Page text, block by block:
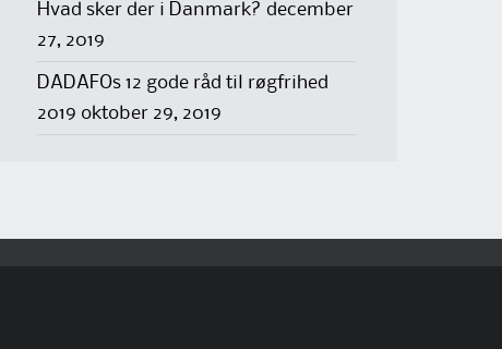
Hvad sker der i Danmark? december
27, 2019
DADAFOs 12 gode råd til røgfrihed
2019 oktober 29, 2019